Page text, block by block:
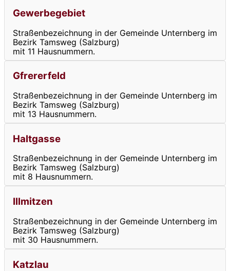
Gewerbegebiet
Straßenbezeichnung in der Gemeinde Unternberg im
Bezirk Tamsweg (Salzburg)
mit 11 Hausnummern.
Gfrererfeld
Straßenbezeichnung in der Gemeinde Unternberg im
Bezirk Tamsweg (Salzburg)
mit 13 Hausnummern.
Haltgasse
Straßenbezeichnung in der Gemeinde Unternberg im
Bezirk Tamsweg (Salzburg)
mit 8 Hausnummern.
Illmitzen
Straßenbezeichnung in der Gemeinde Unternberg im
Bezirk Tamsweg (Salzburg)
mit 30 Hausnummern.
Katzlau